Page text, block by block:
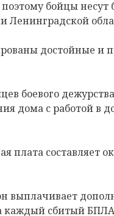
бойцы несут
Ленинградской
достойные и
боевого
дома с работой в
плата составляет
выплачивает
каждый сбитый